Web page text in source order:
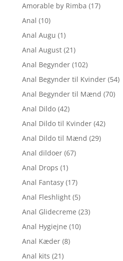
Amorable by Rimba (17)
Anal (10)
Anal Augu (1)
Anal August (21)
Anal Begynder (102)
Anal Begynder til Kvinder (54)
Anal Begynder til Mænd (70)
Anal Dildo (42)
Anal Dildo til Kvinder (42)
Anal Dildo til Mænd (29)
Anal dildoer (67)
Anal Drops (1)
Anal Fantasy (17)
Anal Fleshlight (5)
Anal Glidecreme (23)
Anal Hygiejne (10)
Anal Kæder (8)
Anal kits (21)